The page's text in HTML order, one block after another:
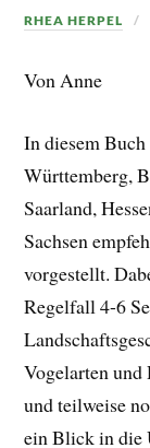
RHEA HERPEL
Von Anne
In diesem
Württemberg,
Saarland,
Sachsen
vorgestellt.
Regelfall 4-6
Vogelarten
und teilweise
ein Blick in die